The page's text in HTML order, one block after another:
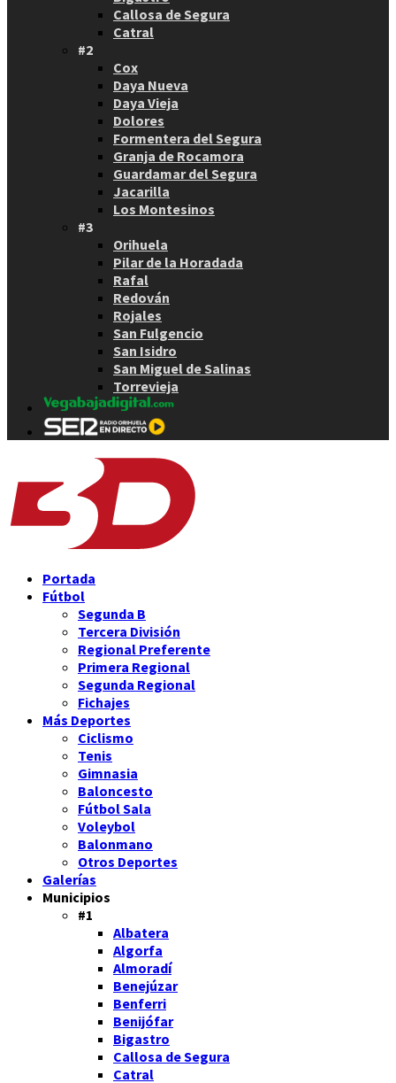
Callosa de Segura
Catral
#2
Cox
Daya Nueva
Daya Vieja
Dolores
Formentera del Segura
Granja de Rocamora
Guardamar del Segura
Jacarilla
Los Montesinos
#3
Orihuela
Pilar de la Horadada
Rafal
Redován
Rojales
San Fulgencio
San Isidro
San Miguel de Salinas
Torrevieja
Portada
Fútbol
Segunda B
Tercera División
Regional Preferente
Primera Regional
Segunda Regional
Fichajes
Más Deportes
Ciclismo
Tenis
Gimnasia
Baloncesto
Fútbol Sala
Voleybol
Balonmano
Otros Deportes
Galerías
Municipios
#1
Albatera
Algorfa
Almoradí
Benejúzar
Benferri
Benijófar
Bigastro
Callosa de Segura
Catral